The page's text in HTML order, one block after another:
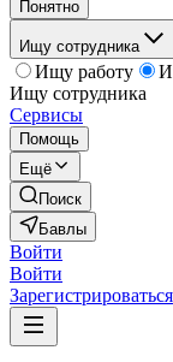
Понятно
Ищу сотрудника
Ищу работу
Ищу сотрудника
Сервисы
Помощь
Ещё
Поиск
Бавлы
Войти
Войти
Зарегистрироваться